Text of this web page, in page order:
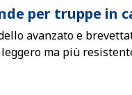
per truppe in
avanzato e
ma più